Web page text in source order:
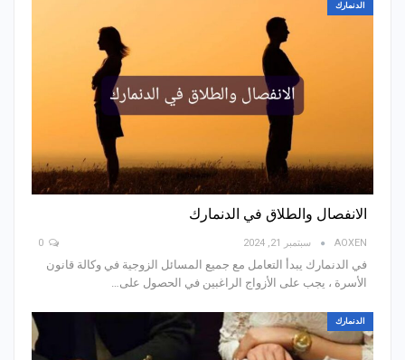
الدنمارك
الانفصال والطلاق في الدنمارك
AOXEN سبتمبر 21, 2024
في الدنمارك يبدأ التعامل مع جميع المسائل الزوجية في وكالة قانون
الأسرة ، يجب على الأزواج الراغبين في الحصول على…
الدنمارك